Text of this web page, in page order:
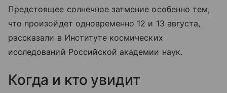
Предстоящее солнечное затмение особенно тем,
что произойдет одновременно 12 и 13 августа,
рассказали в Институте космических
исследований Российской академии наук.
Когда и кто увидит